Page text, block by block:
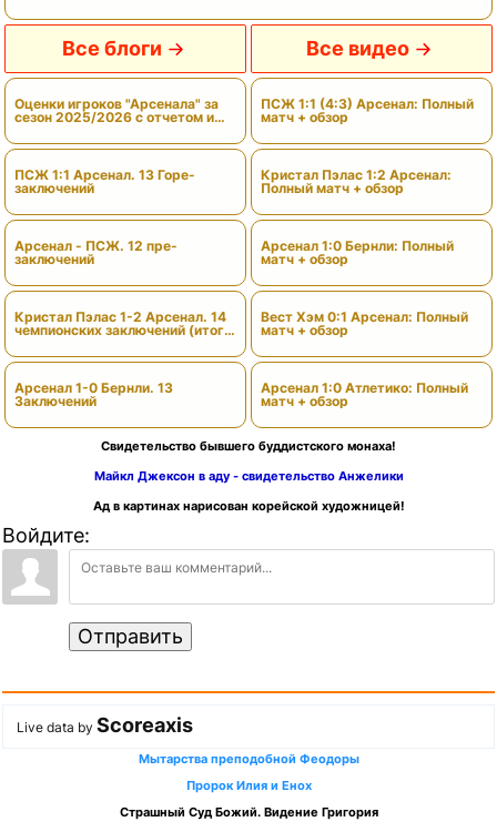
Все блоги
Оценки игроков "Арсенала" за
сезон 2025/2026 с отчетом и
вердиктами
ПСЖ 1:1 Арсенал. 13 Горе-
заключений
Арсенал - ПСЖ. 12 пре-
заключений
Кристал Пэлас 1-2 Арсенал. 14
чемпионских заключений (итоги
Арсенал 1-0 Бернли. 13
Заключений
Все видео
ПСЖ 1:1 (4:3) Арсенал: Полный
матч + обзор
Кристал Пэлас 1:2 Арсенал:
Полный матч + обзор
Арсенал 1:0 Бернли: Полный
матч + обзор
Вест Хэм 0:1 Арсенал: Полный
матч + обзор
Арсенал 1:0 Атлетико: Полный
матч + обзор
Свидетельство бывшего буддистского монаха!
Майкл Джексон в аду - свидетельство Анжелики
Ад в картинах нарисован корейской художницей!
Войдите:
Отправить
Live data by Scoreaxis
Мытарства преподобной Феодоры
Пророк Илия и Енох
Страшный Суд Божий. Видение Григория